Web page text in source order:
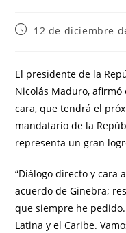
12 de diciembre
El presidente de la
Nicolás Maduro,
cara, que tendrá el
mandatario de la
representa un gran
“Diálogo directo y cara
acuerdo de Ginebra;
que siempre he
Latina y el Caribe.